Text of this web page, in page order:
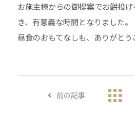
お施主様からの御提案でお餅投
き、有意義な時間となりました。
昼食のおもてなしも、ありがとう
前の記事